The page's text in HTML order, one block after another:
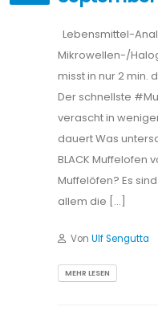
Lebensmittel-
Mikrowellen-/
misst in nur 2 min.
Der schnellste
verascht in
dauert Was
BLACK Muffelofen
Muffelöfen? Es
allem die […]
Von Ulf Sengutta
MEHR LESEN